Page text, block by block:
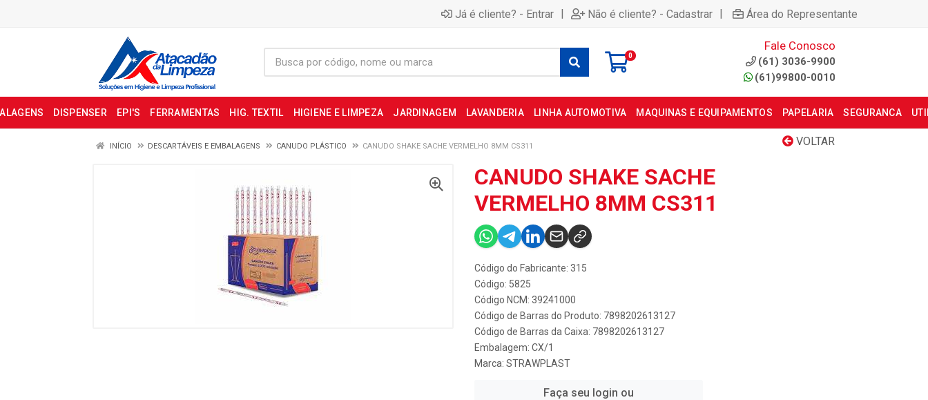
Já é cliente? - Entrar | Não é cliente? - Cadastrar | Área do Representante
0
Fale Conosco
(61) 3036-9900
(61)99800-0010
DISPENSER EPI'S FERRAMENTAS HIG. TEXTIL HIGIENE E LIMPEZA JARDINAGEM LAVANDERIA LINHA AUTOMOTIVA MAQUINAS E EQUIPAMENTOS PAPELARIA SEGURANCA
VOLTAR
INÍCIO DESCARTÁVEIS E EMBALAGENS CANUDO PLÁSTICO CANUDO SHAKE SACHE VERMELHO 8MM CS311
CANUDO SHAKE SACHE
VERMELHO 8MM CS311
Código do Fabricante: 315
Código: 5825
Código NCM: 39241000
Código de Barras do Produto: 7898202613127
Código de Barras da Caixa: 7898202613127
Embalagem: CX/1
Marca: STRAWPLAST
Faça seu login ou